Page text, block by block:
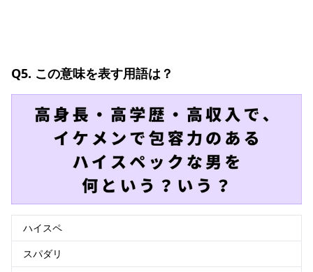
Q5. この意味を表す用語は？
ハイスペ
スパダリ